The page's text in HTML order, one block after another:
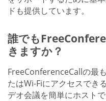
ドも提供しています。
誰でも
きますか？
FreeConferenceCallの最
たはWi-Fiにアクセスでき
デオ会議を簡単にホストで